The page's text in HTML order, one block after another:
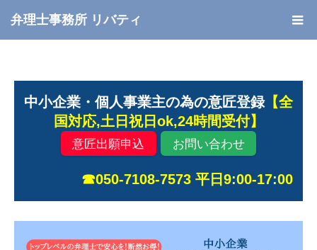
弁理士事務所 リバティ
中小企業・個人事業主の為の意匠登録【全
国対応,土日祝日ok,24時間受付】
意匠出願申込 お問い合わせ
☎050-7108-7573 平日9:00-17:00